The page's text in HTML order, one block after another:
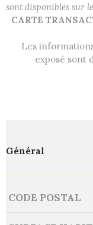
sont disponibles sur
CARTE
Les
exposé sont
Général
Caractérisque
CODE POSTAL